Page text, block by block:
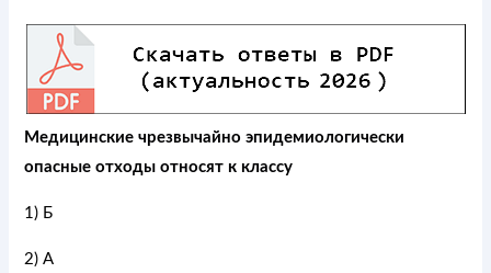
Медицинские чрезвычайно эпидемиологически
опасные отходы относят к классу
1) Б
2) А